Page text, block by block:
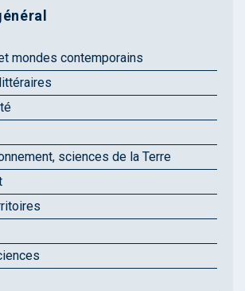
mondes contemporains
sciences de la Terre